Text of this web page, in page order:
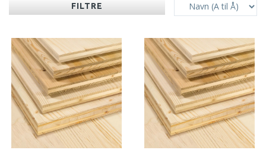
FILTRE